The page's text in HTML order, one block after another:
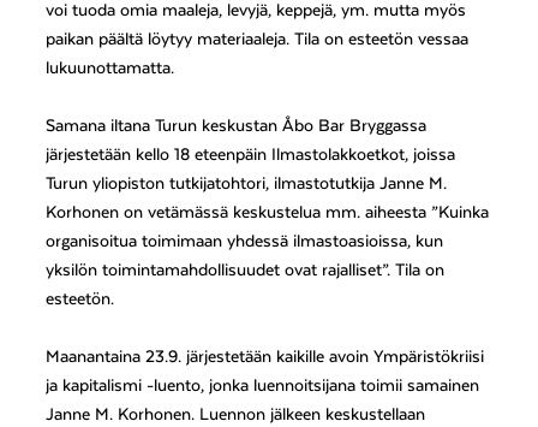
voi tuoda omia maaleja, levyjä, keppejä, ym. mutta myös
paikan päältä löytyy materiaaleja. Tila on esteetön vessaa
lukuunottamatta.
Samana iltana Turun keskustan Åbo Bar Bryggassa
järjestetään kello 18 eteenpäin Ilmastolakkoetkot, joissa
Turun yliopiston tutkijatohtori, ilmastotutkija Janne M.
Korhonen on vetämässä keskustelua mm. aiheesta ”Kuinka
organisoitua toimimaan yhdessä ilmastoasioissa, kun
yksilön toimintamahdollisuudet ovat rajalliset”. Tila on
esteetön.
Maanantaina 23.9. järjestetään kaikille avoin Ympäristökriisi
ja kapitalismi -luento, jonka luennoitsijana toimii samainen
Janne M. Korhonen. Luennon jälkeen keskustellaan